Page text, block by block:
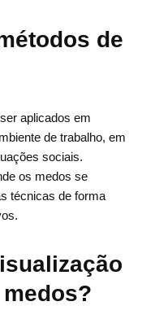
de
aplicados em
de trabalho, em
sociais.
os medos se
técnicas de forma